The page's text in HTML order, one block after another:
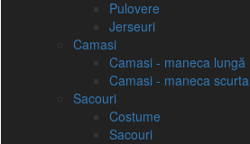
Pulovere
Jerseuri
Camasi
Camasi - maneca lungă
Camasi - maneca scurta
Sacouri
Costume
Sacouri